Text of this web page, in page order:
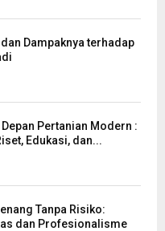
dan Dampaknya terhadap
Pertanian Modern :
Edukasi, dan...
Tanpa Risiko:
dan Profesionalisme